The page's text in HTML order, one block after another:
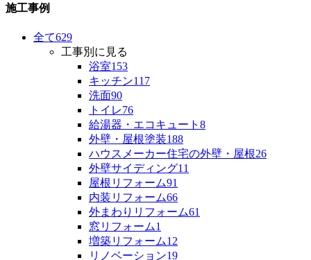
施工事例
全て629
工事別に見る
浴室153
キッチン117
洗面90
トイレ76
給湯器・エコキュート 8
外壁・屋根塗装188
ハウスメーカー住宅の外壁・屋根26
外壁サイディング11
屋根リフォーム91
内装リフォーム66
外まわりリフォーム61
窓リフォーム1
増築リフォーム12
リノベーション19